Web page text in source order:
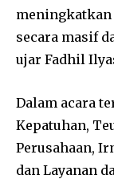
secara masif
ujar Fadhil
Dalam acara
Kepatuhan,
Perusahaan,
dan Layanan